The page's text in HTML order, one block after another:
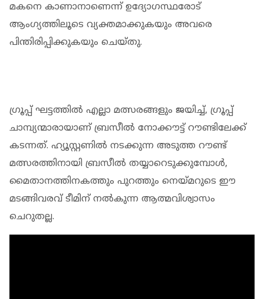
മകനെ കാണാനാണെന്ന് ഉദ്യോഗസ്ഥരോട്
ആംഗ്യത്തിലൂടെ വ്യക്തമാക്കുകയും അവരെ
പിന്തിരിപ്പിക്കുകയും ചെയ്തു.
ഗ്രൂപ്പ് ഘട്ടത്തില്‍ എല്ലാ മത്സരങ്ങളും ജയിച്ച്, ഗ്രൂപ്പ്
ചാമ്പ്യന്മാരായാണ് ബ്രസീല്‍ നോക്കൗട്ട് റൗണ്ടിലേക്ക്
കടന്നത്. ഹ്യൂസ്റ്റണില്‍ നടക്കുന്ന അടുത്ത റൗണ്ട്
മത്സരത്തിനായി ബ്രസീല്‍ തയ്യാറെടുക്കുമ്പോള്‍,
മൈതാനത്തിനകത്തും പുറത്തും നെയ്മറുടെ ഈ
മടങ്ങിവരവ് ടീമിന് നല്‍കുന്ന ആത്മവിശ്വാസം
ചെറുതല്ല.